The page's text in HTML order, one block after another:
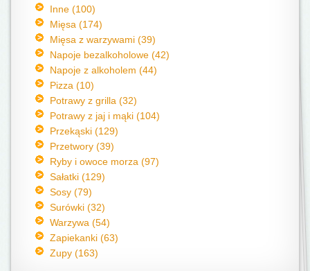
Inne (100)
Mięsa (174)
Mięsa z warzywami (39)
Napoje bezalkoholowe (42)
Napoje z alkoholem (44)
Pizza (10)
Potrawy z grilla (32)
Potrawy z jaj i mąki (104)
Przekąski (129)
Przetwory (39)
Ryby i owoce morza (97)
Sałatki (129)
Sosy (79)
Surówki (32)
Warzywa (54)
Zapiekanki (63)
Zupy (163)